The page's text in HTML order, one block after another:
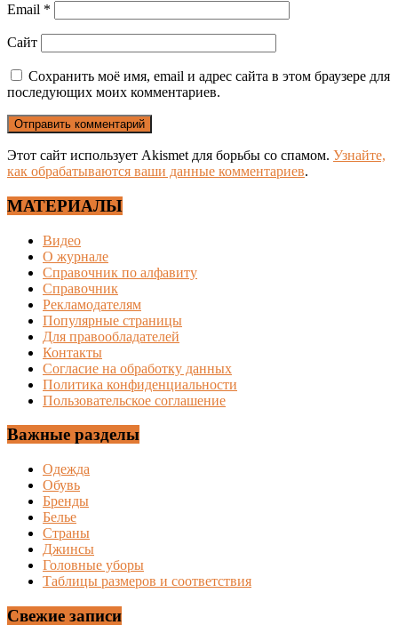
Email *
Сайт
Сохранить моё имя, email и адрес сайта в этом браузере для
последующих моих комментариев.
Этот сайт использует Akismet для борьбы со спамом. Узнайте,
как обрабатываются ваши данные комментариев.
МАТЕРИАЛЫ
Видео
О журнале
Справочник по алфавиту
Справочник
Рекламодателям
Популярные страницы
Для правообладателей
Контакты
Согласие на обработку данных
Политика конфиденциальности
Пользовательское соглашение
Важные разделы
Одежда
Обувь
Бренды
Белье
Страны
Джинсы
Головные уборы
Таблицы размеров и соответствия
Свежие записи